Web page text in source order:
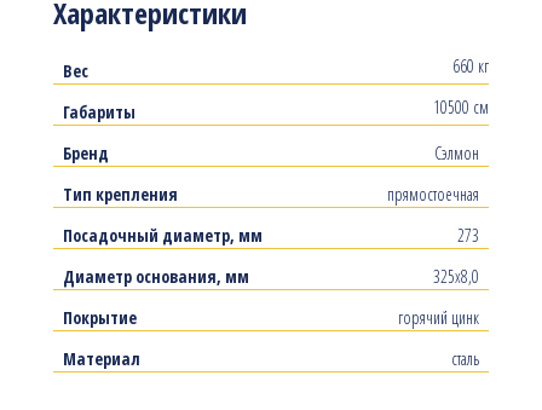
Характеристики
Вес
660 кг
Габариты
10500 см
Бренд
Сэлмон
Тип крепления
прямостоечная
Посадочный диаметр, мм
273
Диаметр основания, мм
325х8,0
Покрытие
горячий цинк
Материал
сталь